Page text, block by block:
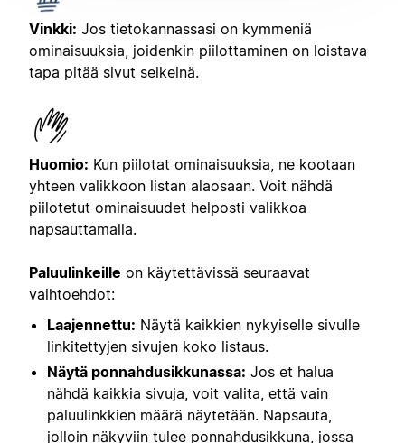
Vinkki: Jos tietokannassasi on kymmeniä
ominaisuuksia, joidenkin piilottaminen on loistava
tapa pitää sivut selkeinä.
Huomio: Kun piilotat ominaisuuksia, ne kootaan
yhteen valikkoon listan alaosaan. Voit nähdä
piilotetut ominaisuudet helposti valikkoa
napsauttamalla.
Paluulinkeille on käytettävissä seuraavat
vaihtoehdot:
Laajennettu: Näytä kaikkien nykyiselle sivulle
linkitettyjen sivujen koko listaus.
Näytä ponnahdusikkunassa: Jos et halua
nähdä kaikkia sivuja, voit valita, että vain
paluulinkkien määrä näytetään. Napsauta,
jolloin näkyviin tulee ponnahdusikkuna, jossa